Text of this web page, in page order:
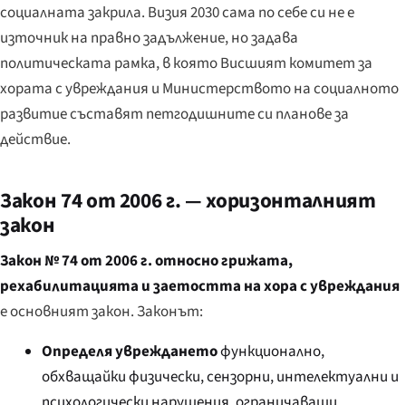
социалната закрила. Визия 2030 сама по себе си не е
източник на правно задължение, но задава
политическата рамка, в която Висшият комитет за
хората с увреждания и Министерството на социалното
развитие съставят петгодишните си планове за
действие.
Закон 74 от 2006 г. — хоризонталният
закон
Закон № 74 от 2006 г. относно грижата,
рехабилитацията и заетостта на хора с увреждания
е основният закон. Законът:
Определя уврежданетофункционално,
обхващайки физически, сензорни, интелектуални и